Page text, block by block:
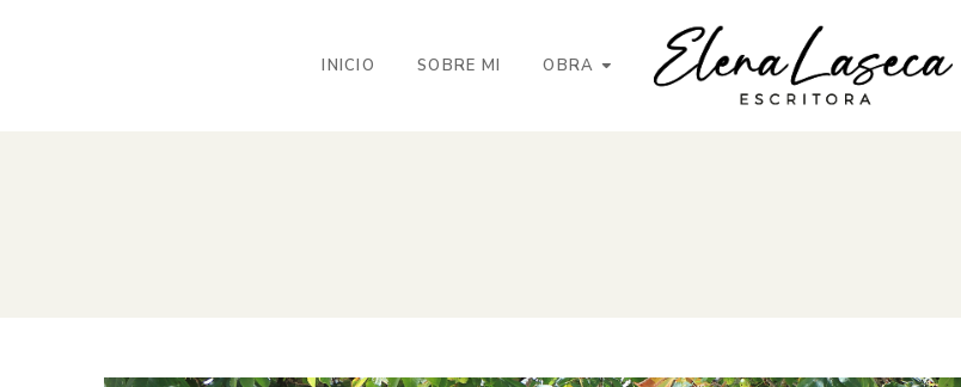
INICIO SOBRE MI OBRA